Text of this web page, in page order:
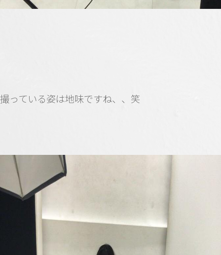
撮っている姿は地味ですね、、笑